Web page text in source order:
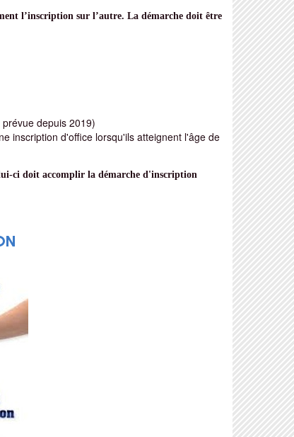
l’inscription sur l’autre. La démarche doit être
depuis 2019)
inscription d'office lorsqu'ils atteignent l'âge de
ci doit accomplir la démarche d'inscription